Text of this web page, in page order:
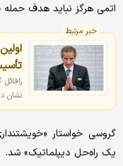
اتمی هرگز نباید هدف حمله
خبر مرتبط
نشان
گروسی خواستار
یک راه‌حل دیپلماتیک» شد.